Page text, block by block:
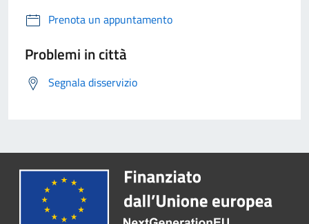
Prenota un appuntamento
Problemi in città
Segnala disservizio